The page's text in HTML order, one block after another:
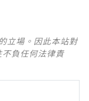
立場。因此本站對
負任何法律責